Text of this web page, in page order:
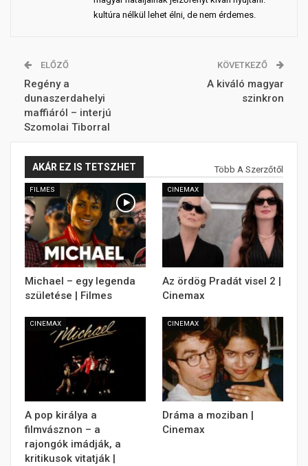
kultúra nélkül lehet élni, de nem érdemes.
ELŐZŐ
Regény a
dunaszerdahelyi
maffiáról – interjú
Szomolai Tiborral
KÖVETKEZŐ
A kiváló magyar
szinkron
AKÁR EZ IS TETSZHET Több A Szerzőtől
FILMES
Michael – egy legenda
születése | Filmes
CINEMAX
Az ördög Pradát visel 2 |
Cinemax
CINEMAX
A pop királya a
filmvásznon – a
rajongók imádják, a
kritikusok vitatják |
CINEMAX
Dráma a moziban |
Cinemax